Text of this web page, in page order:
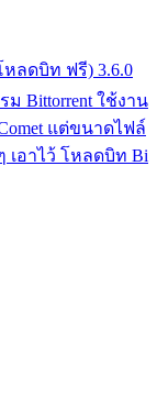
หลดบิท ฟรี) 3.6.0
Bittorrent ใช้งาน
แต่ขนาดไฟล์
เอาไว้ โหลดบิท Bi